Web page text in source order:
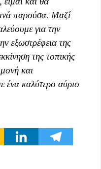
παρούσα. Μαζί
για την
εξωστρέφεια της
της τοπικής
και
ένα καλύτερο αύριο